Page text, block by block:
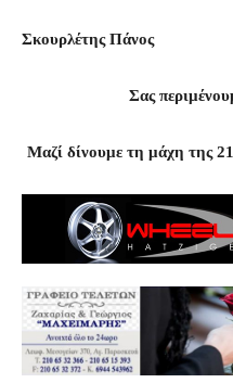
Σκουρλέτης Πάνος
Σας
Μαζί δίνουμε τη μάχη της 21